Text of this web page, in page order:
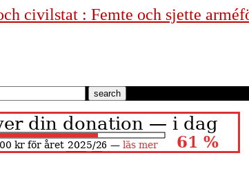
civilstat : Femte och sjette